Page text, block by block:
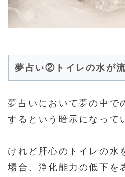
夢占い②トイレの水が
夢占いにおいて夢の中で
するという暗示になって
けれど肝心のトイレの水
場合、浄化能力の低下を